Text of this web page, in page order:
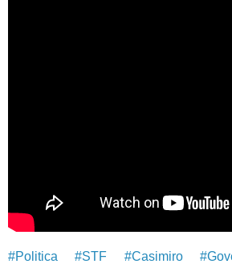
#Politica #STF #Casimiro